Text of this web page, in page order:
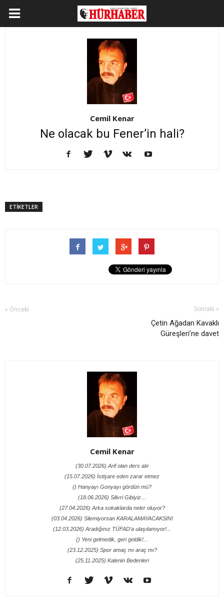
Cemil Kenar
Ne olacak bu Fener’in hali?
ETİKETLER
« Önceki Sonraki »
Çetin Ağadan Kavaklı
Güreşleri’ne davet
Cemil Kenar
(30.07.2026) Arif olan ders alır
(15.07.2026) İstişare eden zarar etmez
() Hanyayı Gonyayı gördün mü?
(18.06.2026) Silivri Gibiyiz…
(27.04.2026) Arka sokaklarda neler oluyor?
(03.04.2026) Silemiyorsan KARALAMAYACAKSIN!
(12.03.2026) Aradığınız TÜFAD’a ulaşılamıyor!...
() Yeni gelmedik, geri geldik!...
(23.12.2025) Spor amaç mı araç mı?
(25.11.2025) Kalenin Bedenleri